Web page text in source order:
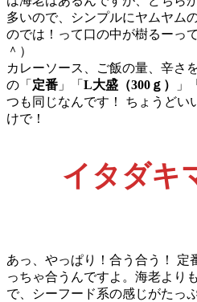
多いので、シンプルにヤムヤム
のでは！って口の中が樹るーっ
＾）
カレーソース、ご飯の量、辛さ
の「 定番 」「 L大盛（300ｇ） 」「
つも同じなんです！ ちょうどい
けで！
イタダキ
あっ、やっぱり！合う合う！ 定
っちゃ合うんですよ。海老より
で、シーフード系の感じがたっ